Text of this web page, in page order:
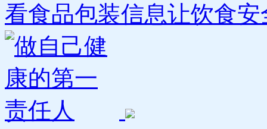
看食品包装信息让饮食安